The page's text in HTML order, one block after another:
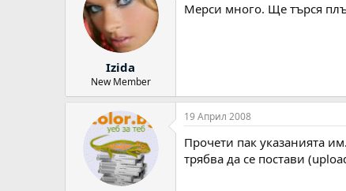
Izida
New Member
Мерси много. Ще търся
19 Април 2008
Прочети пак указанията
трябва да се постави